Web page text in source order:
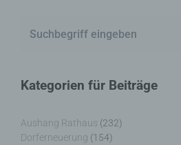
Kategorien für Beiträge
Aushang Rathaus (232)
Dorferneuerung (154)